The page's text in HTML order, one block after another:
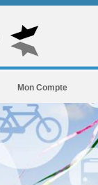
Mon Compte